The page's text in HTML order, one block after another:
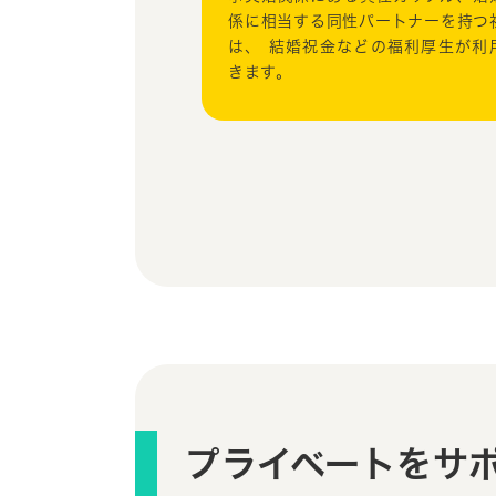
係に相当する同性パートナーを持つ
は、 結婚祝金などの福利厚生が利
きます。
プライベートをサ